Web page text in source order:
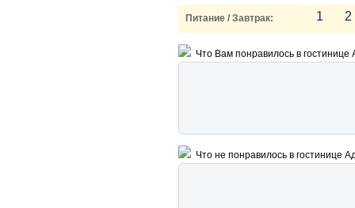
Питание / Завтрак: 1 2
Что Вам понравилось в
Что не понравилось в гостинице